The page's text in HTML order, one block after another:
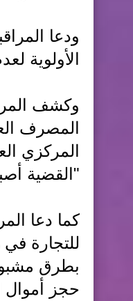
ودعا
الأولوية
وكشف
المصرف
المركزي
"القضية
كما دعا
للتجارة
بطرق
حجز أموال